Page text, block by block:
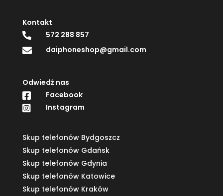
Kontakt
 572 288 857
 daiphoneshop@gmail.com
Odwiedź nas
 Facebook
 Instagram
Skup telefonów Bydgoszcz
Skup telefonów Gdańsk
Skup telefonów Gdynia
Skup telefonów Katowice
Skup telefonów Kraków